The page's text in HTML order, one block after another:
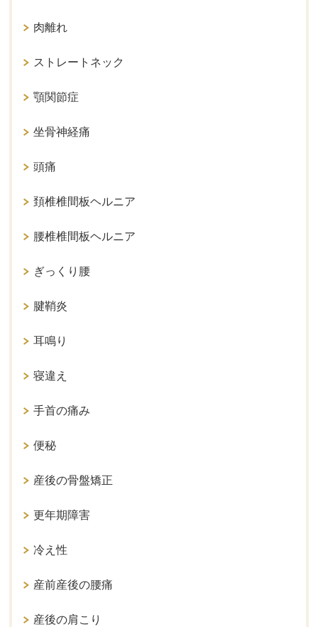
肉離れ
ストレートネック
顎関節症
坐骨神経痛
頭痛
頚椎椎間板ヘルニア
腰椎椎間板ヘルニア
ぎっくり腰
腱鞘炎
耳鳴り
寝違え
手首の痛み
便秘
産後の骨盤矯正
更年期障害
冷え性
産前産後の腰痛
産後の肩こり